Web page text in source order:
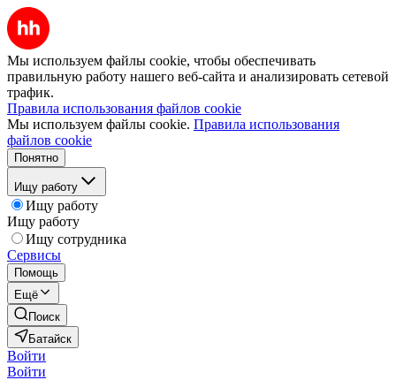
Мы используем файлы cookie, чтобы обеспечивать
правильную работу нашего веб-сайта и анализировать сетевой
трафик.
Правила использования файлов cookie
Мы используем файлы cookie. Правила использования
файлов cookie
Понятно
Ищу работу
Ищу работу
Ищу работу
Ищу сотрудника
Сервисы
Помощь
Ещё
Поиск
Батайск
Войти
Войти